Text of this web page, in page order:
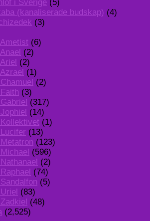
i Sverige (5)
(kanaliserade budskap) (4)
(3)
(6)
(2)
(2)
(1)
(2)
(3)
(317)
(14)
(1)
(13)
(123)
(596)
(2)
(74)
(5)
(83)
(48)
(2,525)